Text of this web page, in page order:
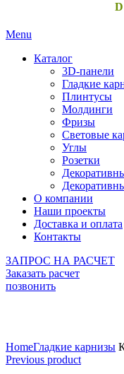
Menu
Каталог
3D-панели
Гладкие
Плинтусы
Молдинги
Фризы
Световые
Углы
Розетки
О компании
Наши проекты
Доставка и оплата
Контакты
ЗАПРОС НА РАСЧЕТ
Заказать расчет
позвонить
HomeГладкие карнизы
Previous product